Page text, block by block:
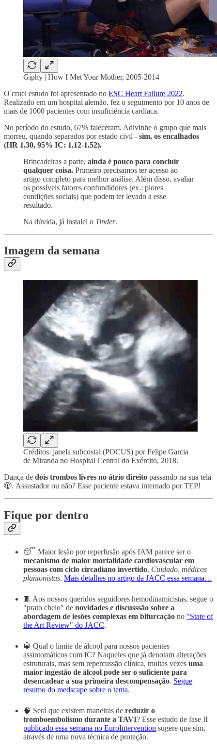
Giphy | How I Met Your Mother, 2005-2014
O cruel estudo foi apresentado no ESC Heart Failure 2022.
Realizado em um hospital alemão, fez o seguimento por 10 anos de
mais de 1000 pacientes com insuficiência cardíaca.
No período do estudo, 67% faleceram. Adivinhe o grupo que mais
morreu, quando separados por estado civil - sim, os encalhados
(HR 1,30, 95% IC: 1,12-1,52).
Brincadeiras a parte, ainda é pouco para concluir
qualquer coisa. Primeiro precisamos ter acesso ao
artigo completo para melhor análise. Além disso, avaliar
os possíveis fatores confundidores (ex.: piores
condições sociais) que podem ter levado a esse
resultado.
Na dúvida, já instalei o Tinder.
Imagem da semana
Créditos: janela subcostal (POCUS) por Felipe Garcia
de Miranda no Hospital Central do Exército, 2018.
Dança de dois trombos livres no átrio direito passando na sua tela
🫣. Assustador ou não? Esse paciente estava internado por TEP!
Fique por dentro
😴 Maior lesão por reperfusão após IAM parece ser o
mecanismo de maior mortalidade cardiovascular em
pessoas com ciclo circadiano invertido. Cuidado, médicos
plantonistas. Mais detalhes no artigo da JACC essa semana…
🧵 Aos nossos queridos seguidores hemodinamicistas, segue o
"prato cheio" de novidades e discusssão sobre a
abordagem de lesões complexas em bifurcação no "State of
the Art Review" do JACC.
🥃 Qual o limite de álcool para nossos pacientes
assintomáticos com IC? Naqueles que já denotam alterações
estruturais, mas sem repercussão clínica, muitas vezes uma
maior ingestão de álcool pode ser o suficiente para
desencadear a sua primeira descompensação. Segue
resumo do medscape sobre o tema.
🧠 Será que existem maneiras de reduzir o
tromboembolismo durante a TAVI? Esse estudo de fase II
publicado essa semana no EuroIntervention sugere que sim,
através de uma nova técnica de proteção.